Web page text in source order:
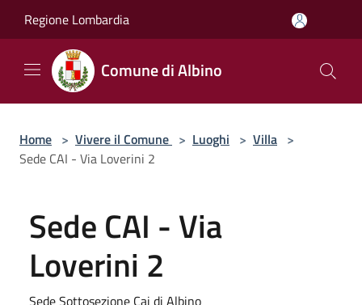
Regione Lombardia
Comune di Albino
Home > Vivere il Comune > Luoghi > Villa >
Sede CAI - Via Loverini 2
Sede CAI - Via
Loverini 2
Sede Sottosezione Cai di Albino